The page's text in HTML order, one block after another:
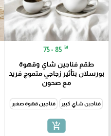
75 - 85 ₪
طقم فناجين شاي وقهوة
بورسلان بتأثير زجاجي متموج فريد
مع صحون
فناجين شاي كبير فناجين قهوة صغير
add_shopping_cart